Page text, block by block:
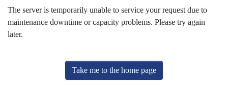
The server is temporarily unable to service your request due to
maintenance downtime or capacity problems. Please try again
later.
Take me to the home page